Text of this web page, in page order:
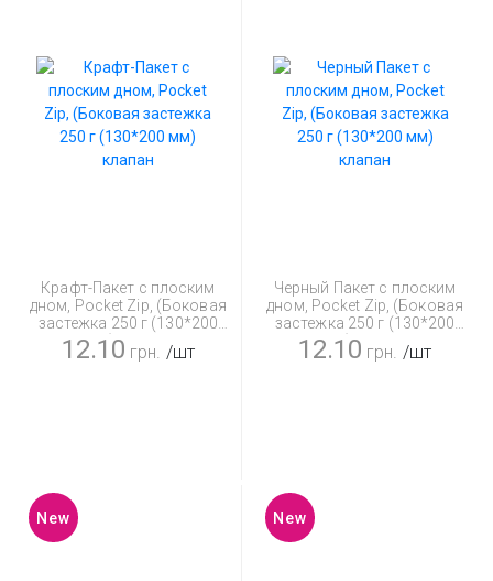
Крафт-Пакет с плоским
дном, Pocket Zip, (Боковая
застежка 250 г (130*200
мм) клапан
12.10 грн. /шт
Черный Пакет с плоским
дном, Pocket Zip, (Боковая
застежка 250 г (130*200
мм) клапан
12.10 грн. /шт
New New